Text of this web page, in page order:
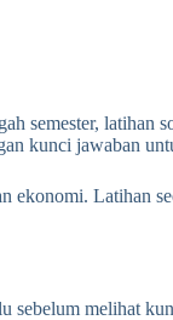
semester, latihan
kunci jawaban
Latihan
sebelum melihat